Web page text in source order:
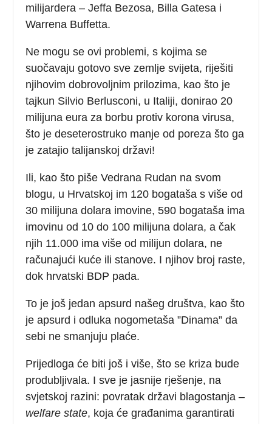
milijardera – Jeffa Bezosa, Billa Gatesa i
Warrena Buffetta.
Ne mogu se ovi problemi, s kojima se
suočavaju gotovo sve zemlje svijeta, riješiti
njihovim dobrovoljnim prilozima, kao što je
tajkun Silvio Berlusconi, u Italiji, donirao 20
milijuna eura za borbu protiv korona virusa,
što je deseterostruko manje od poreza što ga
je zatajio talijanskoj državi!
Ili, kao što piše Vedrana Rudan na svom
blogu, u Hrvatskoj im 120 bogataša s više od
30 milijuna dolara imovine, 590 bogataša ima
imovinu od 10 do 100 milijuna dolara, a čak
njih 11.000 ima više od milijun dolara, ne
računajući kuće ili stanove. I njihov broj raste,
dok hrvatski BDP pada.
To je još jedan apsurd našeg društva, kao što
je apsurd i odluka nogometaša ”Dinama” da
sebi ne smanjuju plaće.
Prijedloga će biti još i više, što se kriza bude
produbljivala. I sve je jasnije rješenje, na
svjetskoj razini: povratak državi blagostanja –
welfare state, koja će građanima garantirati